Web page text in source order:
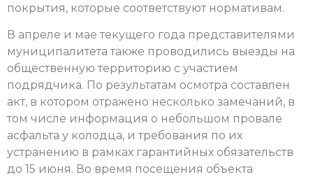
покрытия, которые соответствуют нормативам.
В апреле и мае текущего года представителями
муниципалитета также проводились выезды на
общественную территорию с участием
подрядчика. По результатам осмотра составлен
акт, в котором отражено несколько замечаний, в
том числе информация о небольшом провале
асфальта у колодца, и требования по их
устранению в рамках гарантийных обязательств
до 15 июня. Во время посещения объекта